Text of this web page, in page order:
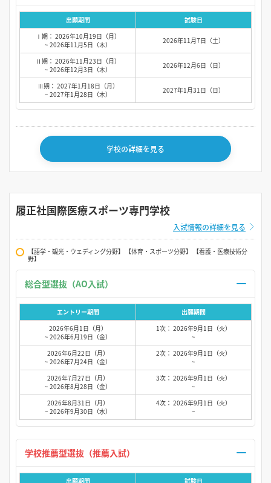
出願期間
試験日
Ⅰ期： 2026年10月19日（月）
~ 2026年11月5日（木）
2026年11月7日（土）
Ⅱ期： 2026年11月23日（月）
~ 2026年12月3日（木）
2026年12月6日（日）
Ⅲ期： 2027年1月18日（月）
~ 2027年1月28日（木）
2027年1月31日（日）
学校の詳細を見る
履正社国際医療スポーツ専門学校
入試情報の詳細を見る
【語学・観光・ウェディング分野】 【体育・スポーツ分野】 【看護・医療技術分
野】
エントリー期間
出願期間
2026年6月1日（月）
~ 2026年6月19日（金）
1次： 2026年9月1日（火）
~
2026年6月22日（月）
~ 2026年7月24日（金）
2次： 2026年9月1日（火）
~
2026年7月27日（月）
~ 2026年8月28日（金）
3次： 2026年9月1日（火）
~
2026年8月31日（月）
~ 2026年9月30日（水）
4次： 2026年9月1日（火）
~
出願期間 試験日